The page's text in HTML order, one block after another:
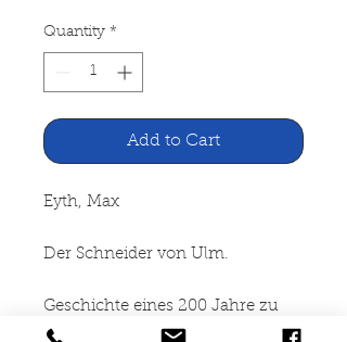
Quantity *
Add to Cart
Eyth, Max
Der Schneider von Ulm.
Geschichte eines 200 Jahre zu
früh Geborenen. Zwei Bände